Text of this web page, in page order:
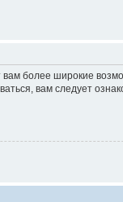
вам более широкие
вам следует